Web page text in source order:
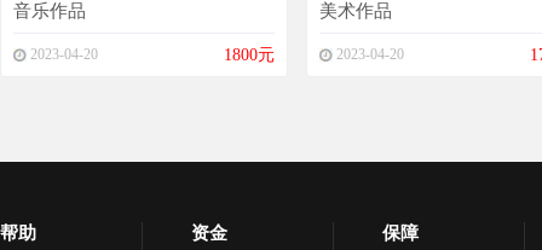
音乐作品
2023-04-20 1800元
美术作品
2023-04-20
帮助 资金 保障